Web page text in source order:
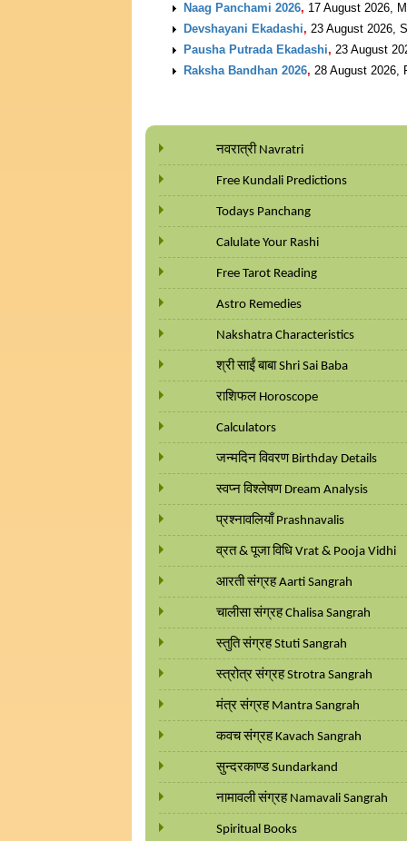
Naag Panchami 2026, 17 August 2026,
Devshayani Ekadashi, 23 August 2026,
Pausha Putrada Ekadashi, 23 August
Raksha Bandhan 2026, 28 August 2026,
नवरात्री Navratri
Free Kundali Predictions
Todays Panchang
Calulate Your Rashi
Free Tarot Reading
Astro Remedies
Nakshatra Characteristics
श्री साईं बाबा Shri Sai Baba
राशिफल Horoscope
Calculators
जन्मदिन विवरण Birthday Details
स्वप्न विश्लेषण Dream Analysis
प्रश्नावलियाँ Prashnavalis
व्रत & पूजा विधि Vrat & Pooja Vidhi
आरती संग्रह Aarti Sangrah
चालीसा संग्रह Chalisa Sangrah
स्तुति संग्रह Stuti Sangrah
स्त्रोत्र संग्रह Strotra Sangrah
मंत्र संग्रह Mantra Sangrah
कवच संग्रह Kavach Sangrah
सुन्दरकाण्ड Sundarkand
नामावली संग्रह Namavali Sangrah
Spiritual Books